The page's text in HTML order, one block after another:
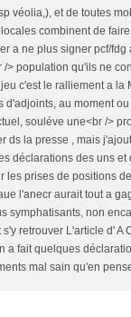
véolia,), et de toutes
combinent de
a ne plus signer pcf/fdg
/> population qu'ils ne
c'est le ralliement a la
d'adjoints, au moment
souléve une<br />
ds la presse , mais
déclarations des uns et
les prises de positions
l'anecr aurait tout a
symphatisants, non
retrouver L'article d' A
a fait quelques
mal sain qu'en